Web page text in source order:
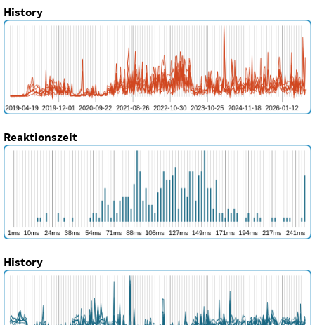
History
Reaktionszeit
History